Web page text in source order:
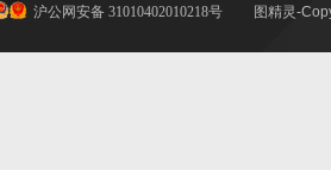
沪公网安备 31010402010218号 图精灵-